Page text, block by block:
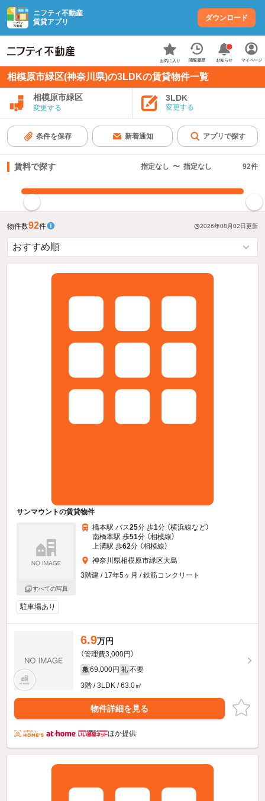
ニフティ不動産
賃貸アプリ
ダウンロード
お気に入り 閲覧履歴 お知らせ マイページ
相模原市緑区(神奈川県)の3LDKの賃貸物件一覧
相模原市緑区
変更する
3LDK
変更する
条件を保存 新着通知 アプリで探す
賃料で探す 指定なし 〜 指定なし 92件
物件数92件 2026年08月02日更新
サンマウントの賃貸物件
すべての写真
橋本駅 バス25分 歩1分 （横浜線など）
南橋本駅 歩51分 （相模線）
上溝駅 歩62分 （相模線）
神奈川県相模原市緑区大島
3階建 / 17年5ヶ月 / 鉄筋コンクリート
駐車場あり
6.9万円
（管理費3,000円）
敷 69,000円 礼 不要
3階 / 3LDK / 63.0㎡
物件詳細を見る
ほか提供